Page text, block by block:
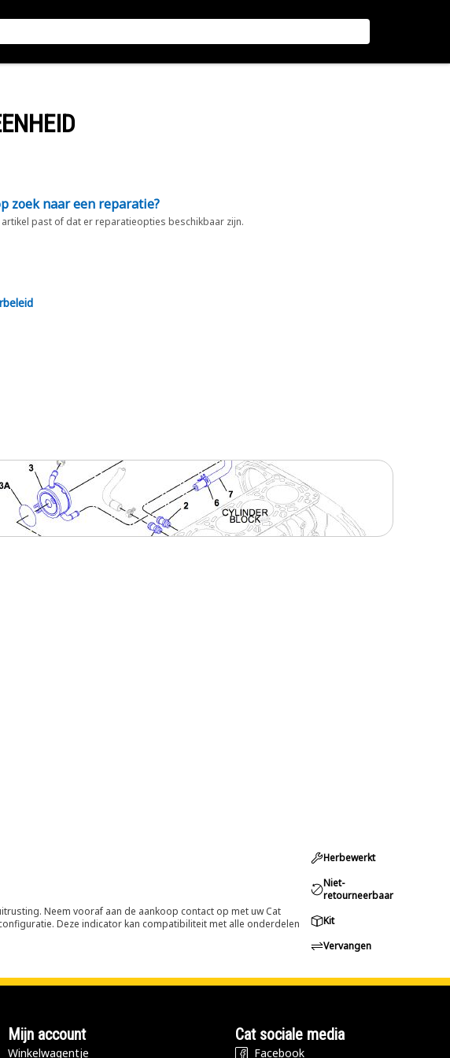
zoek naar een reparatie?
past of dat er reparatieopties beschikbaar zijn.
Neem vooraf aan de aankoop contact op met uw Cat
Deze indicator kan compatibiliteit met alle onderdelen
Herbewerkt
Niet-
retourneerbaar
Kit
Vervangen
Mijn account
Winkelwagentje
Cat sociale media
Facebook